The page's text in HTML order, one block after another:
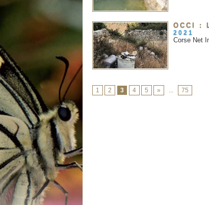
OCCI :
2021
Corse Net
1 2 3 4 5 » ... 75